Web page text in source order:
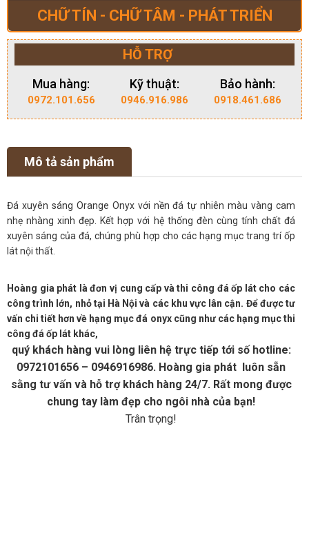
CHỮ TÍN - CHỮ TÂM - PHÁT TRIỂN
HỖ TRỢ
Mua hàng:
0972.101.656
Kỹ thuật:
0946.916.986
Bảo hành:
0918.461.686
Mô tả sản phẩm
Đá xuyên sáng Orange Onyx với nền đá tự nhiên màu vàng cam
nhẹ nhàng xinh đẹp. Kết hợp với hệ thống đèn cùng tính chất đá
xuyên sáng của đá, chúng phù hợp cho các hạng mục trang trí ốp
lát nội thất.
Hoàng gia phát là đơn vị cung cấp và thi công đá ốp lát cho các
công trình lớn, nhỏ tại Hà Nội và các khu vực lân cận. Để được tư
vấn chi tiết hơn về hạng mục đá onyx cũng như các hạng mục thi
công đá ốp lát khác,
quý khách hàng vui lòng liên hệ trực tiếp tới số hotline:
0972101656 – 0946916986. Hoàng gia phát luôn sẵn
sằng tư vấn và hỗ trợ khách hàng 24/7. Rất mong được
chung tay làm đẹp cho ngôi nhà của bạn!
Trân trọng!